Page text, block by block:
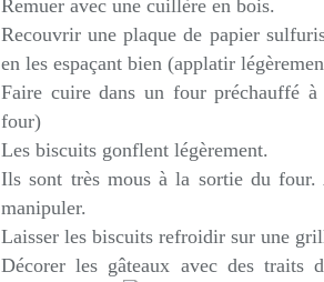
Remuer avec une cuillère en bois.
Recouvrir une plaque de papier
en les espaçant bien (applatir
Faire cuire dans un four préchauffé
four)
Les biscuits gonflent légèrement.
Ils sont très mous à la sortie du four.
manipuler.
Laisser les biscuits refroidir sur une
Décorer les gâteaux avec des traits